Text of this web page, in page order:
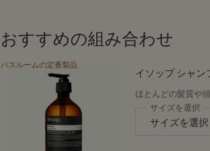
おすすめの組み合わせ
イソップ シャン
ほとんどの髪質や
バスルームの定番製品
サイズを選択